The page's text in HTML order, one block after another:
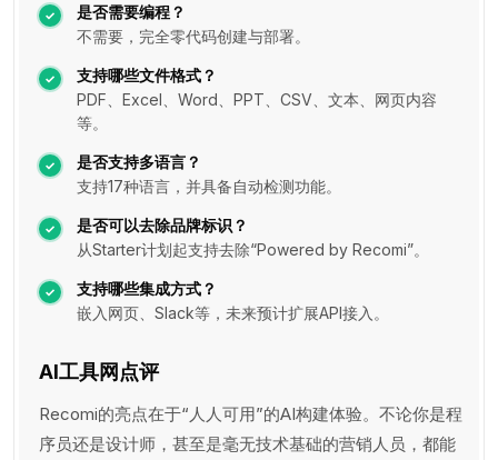
是否需要编程？
不需要，完全零代码创建与部署。
支持哪些文件格式？
PDF、Excel、Word、PPT、CSV、文本、网页内容
等。
是否支持多语言？
支持17种语言，并具备自动检测功能。
是否可以去除品牌标识？
从Starter计划起支持去除“Powered by Recomi”。
支持哪些集成方式？
嵌入网页、Slack等，未来预计扩展API接入。
AI工具网点评
Recomi的亮点在于“人人可用”的AI构建体验。不论你是程
序员还是设计师，甚至是毫无技术基础的营销人员，都能